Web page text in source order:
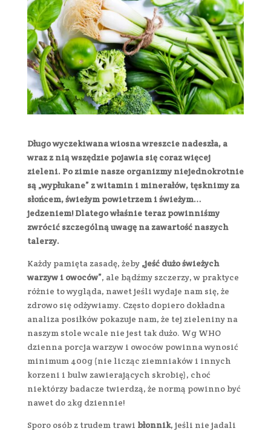
Długo wyczekiwana wiosna wreszcie nadeszła, a
wraz z nią wszędzie pojawia się coraz więcej
zieleni. Po zimie nasze organizmy niejednokrotnie
są „wypłukane” z witamin i minerałów, tęsknimy za
słońcem, świeżym powietrzem i świeżym…
jedzeniem! Dlatego właśnie teraz powinniśmy
zwrócić szczególną uwagę na zawartość naszych
talerzy.
Każdy pamięta zasadę, żeby „jeść dużo świeżych
warzyw i owoców”, ale bądźmy szczerzy, w praktyce
różnie to wygląda, nawet jeśli wydaje nam się, że
zdrowo się odżywiamy. Często dopiero dokładna
analiza posiłków pokazuje nam, że tej zieleniny na
naszym stole wcale nie jest tak dużo. Wg WHO
dzienna porcja warzyw i owoców powinna wynosić
minimum 400g (nie licząc ziemniaków i innych
korzeni i bulw zawierających skrobię), choć
niektórzy badacze twierdzą, że normą powinno być
nawet do 2kg dziennie!
Sporo osób z trudem trawi błonnik, jeśli nie jadali